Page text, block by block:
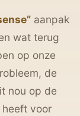
aanpak
wat terug
op onze
de
nou op de
voor